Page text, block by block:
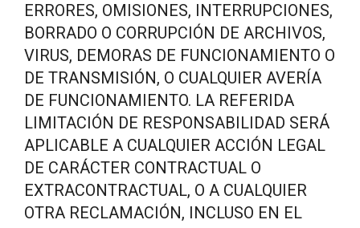
ERRORES, OMISIONES, INTERRUPCIONES,
BORRADO O CORRUPCIÓN DE ARCHIVOS,
VIRUS, DEMORAS DE FUNCIONAMIENTO O
DE TRANSMISIÓN, O CUALQUIER AVERÍA
DE FUNCIONAMIENTO. LA REFERIDA
LIMITACIÓN DE RESPONSABILIDAD SERÁ
APLICABLE A CUALQUIER ACCIÓN LEGAL
DE CARÁCTER CONTRACTUAL O
EXTRACONTRACTUAL, O A CUALQUIER
OTRA RECLAMACIÓN, INCLUSO EN EL